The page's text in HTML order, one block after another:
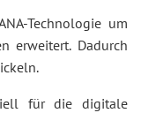
Technologie um
erweitert. Dadurch
für die digitale